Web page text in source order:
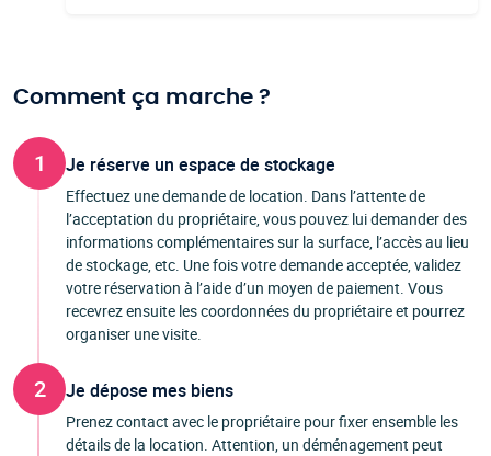
Comment ça marche ?
1 Je réserve un espace de stockage
Effectuez une demande de location. Dans l’attente de
l’acceptation du propriétaire, vous pouvez lui demander des
informations complémentaires sur la surface, l’accès au lieu
de stockage, etc. Une fois votre demande acceptée, validez
votre réservation à l’aide d’un moyen de paiement. Vous
recevrez ensuite les coordonnées du propriétaire et pourrez
organiser une visite.
2 Je dépose mes biens
Prenez contact avec le propriétaire pour fixer ensemble les
détails de la location. Attention, un déménagement peut